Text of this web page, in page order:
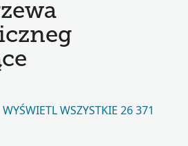
WYŚWIETL WSZYSTKIE 26 371